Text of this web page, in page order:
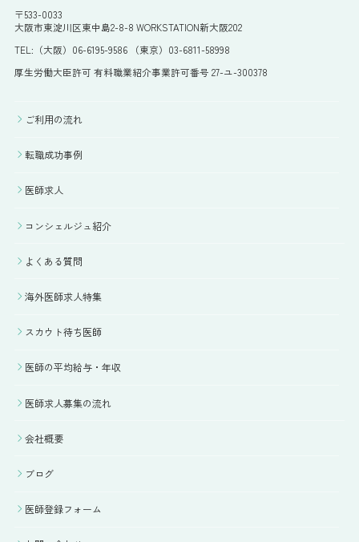
〒533-0033
大阪市東淀川区東中島2-8-8 WORKSTATION新大阪202
TEL:（大阪）06-6195-9586 （東京）03-6811-58998
厚生労働大臣許可 有料職業紹介事業許可番号 27-ユ-300378
ご利用の流れ
転職成功事例
医師求人
コンシェルジュ紹介
よくある質問
海外医師求人特集
スカウト待ち医師
医師の平均給与・年収
医師求人募集の流れ
会社概要
ブログ
医師登録フォーム